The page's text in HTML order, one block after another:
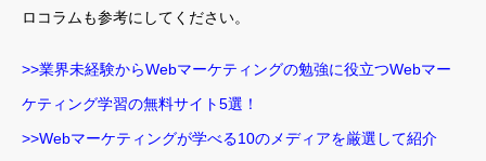
ロコラムも参考にしてください。
>>業界未経験からWebマーケティングの勉強に役立つWebマー
ケティング学習の無料サイト5選！
>>Webマーケティングが学べる10のメディアを厳選して紹介